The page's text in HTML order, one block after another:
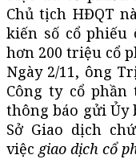
Chủ tịch HĐQT
kiến số cổ phiếu
hơn 200 triệu cổ
Ngày 2/11, ông
Công ty cổ phần
thông báo gửi Ủy
Sở Giao dịch
việc giao dịch cổ